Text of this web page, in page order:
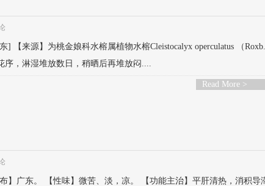
【来源】为桃金娘科水榕属植物水榕Cleistocalyx operculatus （Roxb.
序，淋湿堆放数日，稍晒后再堆放闷....
Read More >
布】广东。 【性味】微苦、淡，凉。 【功能主治】平肝清热，消积导